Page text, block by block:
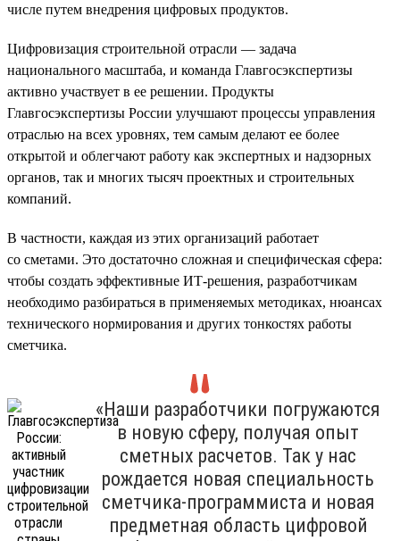
числе путем внедрения цифровых продуктов.
Цифровизация строительной отрасли — задача
национального масштаба, и команда Главгосэкспертизы
активно участвует в ее решении. Продукты
Главгосэкспертизы России улучшают процессы управления
отраслью на всех уровнях, тем самым делают ее более
открытой и облегчают работу как экспертных и надзорных
органов, так и многих тысяч проектных и строительных
компаний.
В частности, каждая из этих организаций работает
со сметами. Это достаточно сложная и специфическая сфера:
чтобы создать эффективные ИТ-решения, разработчикам
необходимо разбираться в применяемых методиках, нюансах
технического нормирования и других тонкостях работы
сметчика.
«Наши разработчики погружаются
в новую сферу, получая опыт
сметных расчетов. Так у нас
рождается новая специальность
сметчика-программиста и новая
предметная область цифровой